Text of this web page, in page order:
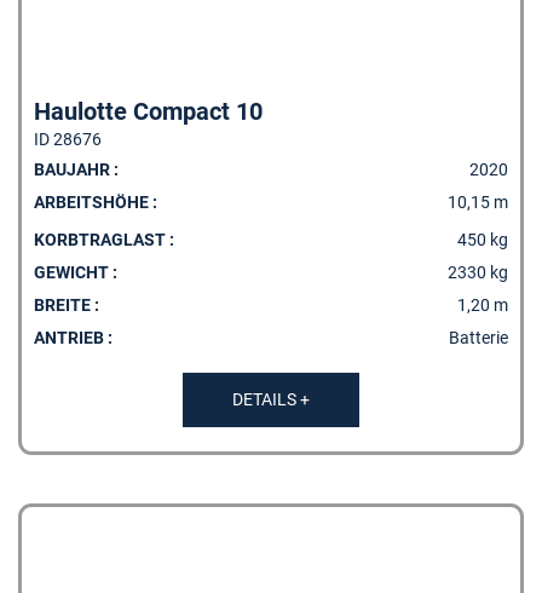
Haulotte Compact 10
ID 28676
BAUJAHR :
2020
ARBEITSHÖHE :
10,15 m
KORBTRAGLAST :
450 kg
GEWICHT :
2330 kg
BREITE :
1,20 m
ANTRIEB :
Batterie
DETAILS +